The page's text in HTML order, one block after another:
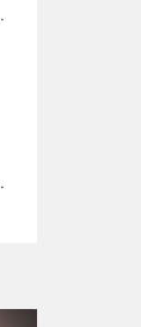
человека
человека